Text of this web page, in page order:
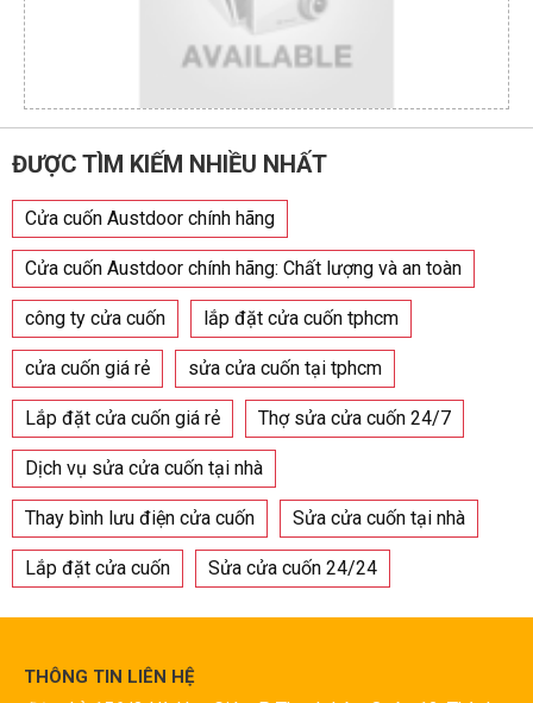
ĐƯỢC TÌM KIẾM NHIỀU NHẤT
Cửa cuốn Austdoor chính hãng
Cửa cuốn Austdoor chính hãng: Chất lượng và an toàn
công ty cửa cuốn lắp đặt cửa cuốn tphcm
cửa cuốn giá rẻ sửa cửa cuốn tại tphcm
Lắp đặt cửa cuốn giá rẻ Thợ sửa cửa cuốn 24/7
Dịch vụ sửa cửa cuốn tại nhà
Thay bình lưu điện cửa cuốn Sửa cửa cuốn tại nhà
Lắp đặt cửa cuốn Sửa cửa cuốn 24/24
THÔNG TIN LIÊN HỆ